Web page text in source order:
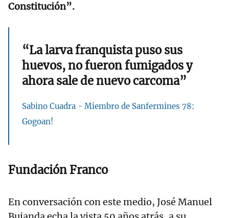
Constitución”.
“La larva franquista puso sus
huevos, no fueron fumigados y
ahora sale de nuevo carcoma”
Sabino Cuadra - Miembro de Sanfermines 78:
Gogoan!
Fundación Franco
En conversación con este medio, José Manuel